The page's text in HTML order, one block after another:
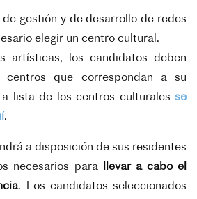
de gestión y de desarrollo de redes
elegir un centro cultural.
artísticas, los candidatos deben
que correspondan a su
lista de los centros culturales se
.
a disposición de sus residentes
necesarios para
llevar a cabo el
. Los candidatos seleccionados